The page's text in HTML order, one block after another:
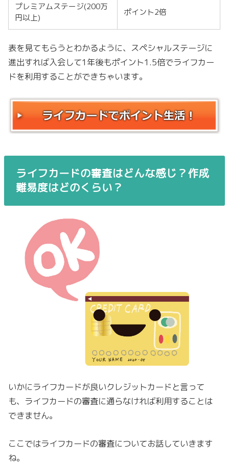
プレミアムステージ(200万
円以上)
ポイント2倍
表を見てもらうとわかるように、スペシャルステージに
進出すれば入会して1年後もポイント1.5倍でライフカー
ドを利用することができちゃいます。
ライフカードの審査はどんな感じ？作成
難易度はどのくらい？
いかにライフカードが良いクレジットカードと言って
も、ライフカードの審査に通らなければ利用することは
できません。
ここではライフカードの審査についてお話していきます
ね。